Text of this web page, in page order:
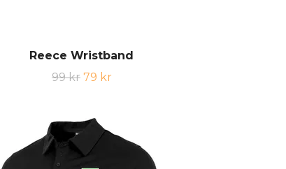
Reece Wristband
99 kr 79 kr